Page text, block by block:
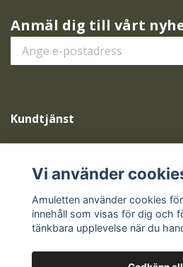
Anmäl dig till vårt
Kundtjänst
Sociala medier
Vi använder
Amuletten använder cookies
innehåll som visas för dig och
tänkbara upplevelse när du